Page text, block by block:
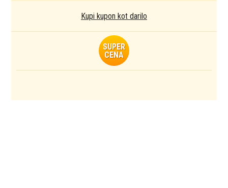
Kupi kupon kot darilo
SUPER
CENA